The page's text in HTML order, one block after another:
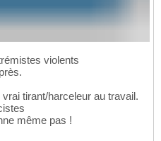
violents
tirant/harceleur au travail.
même pas !